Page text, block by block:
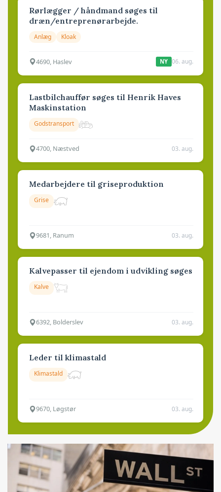
Rørlægger / håndmand søges til
dræn/entreprenørarbejde.
Anlæg Kloak
4690, Haslev NY 06. aug.
Lastbilchauffør søges til Henrik Haves
Maskinstation
Godstransport
4700, Næstved 03. aug.
Medarbejdere til griseproduktion
Grise
9681, Ranum 03. aug.
Kalvepasser til ejendom i udvikling søges
Kalve
6392, Bolderslev 03. aug.
Leder til klimastald
Klimastald
9670, Løgstør 03. aug.